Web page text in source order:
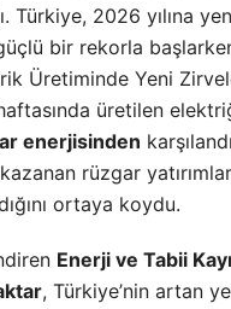
Türkiye, 2026 yılına
bir rekorla
Üretiminde Yeni
üretilen
enerjisinden
rüzgar
ortaya koydu.
Enerji ve Tabii
, Türkiye’nin artan